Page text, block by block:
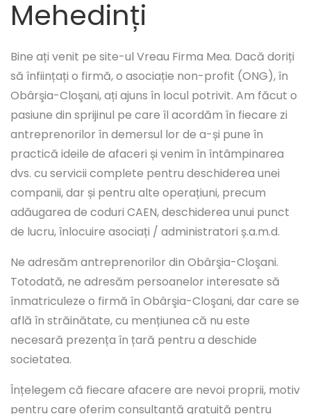
Mehedinți
Bine ați venit pe site-ul Vreau Firma Mea. Dacă doriți
să înființați o firmă, o asociație non-profit (ONG), în
Obârşia-Cloşani, ați ajuns în locul potrivit. Am făcut o
pasiune din sprijinul pe care îl acordăm în fiecare zi
antreprenorilor în demersul lor de a-și pune în
practică ideile de afaceri și venim în întâmpinarea
dvs. cu servicii complete pentru deschiderea unei
companii, dar și pentru alte operațiuni, precum
adăugarea de coduri CAEN, deschiderea unui punct
de lucru, înlocuire asociați / administratori ș.a.m.d.
Ne adresăm antreprenorilor din Obârşia-Cloşani.
Totodată, ne adresăm persoanelor interesate să
înmatriculeze o firmă în Obârşia-Cloşani, dar care se
află în străinătate, cu mențiunea că nu este
necesară prezența în țară pentru a deschide
societatea.
Înțelegem că fiecare afacere are nevoi proprii, motiv
pentru care oferim consultanță gratuită pentru